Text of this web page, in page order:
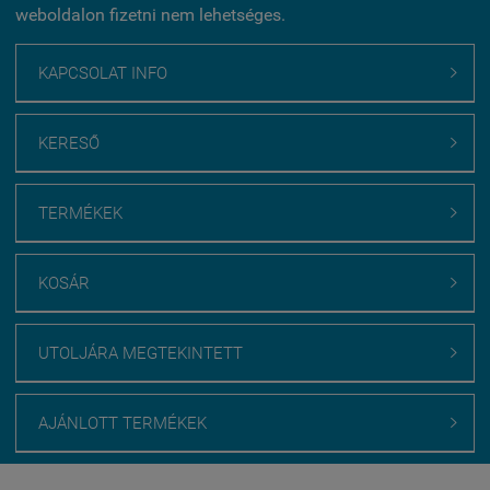
weboldalon fizetni nem lehetséges.
KAPCSOLAT INFO 
KERESŐ 
TERMÉKEK 
KOSÁR 
UTOLJÁRA MEGTEKINTETT 
AJÁNLOTT TERMÉKEK 